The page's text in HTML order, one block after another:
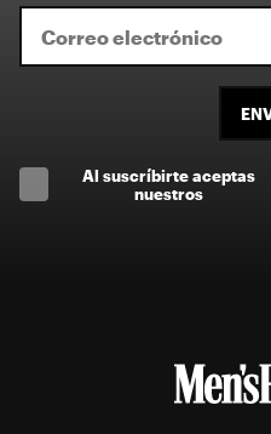
Al suscríbirte aceptas
nuestros